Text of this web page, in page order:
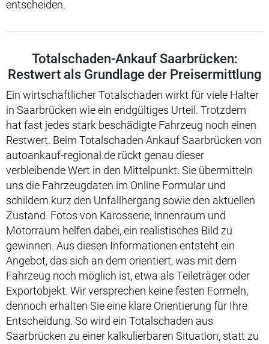
entscheiden.
Totalschaden-Ankauf Saarbrücken:
Restwert als Grundlage der Preisermittlung
Ein wirtschaftlicher Totalschaden wirkt für viele Halter
in Saarbrücken wie ein endgültiges Urteil. Trotzdem
hat fast jedes stark beschädigte Fahrzeug noch einen
Restwert. Beim Totalschaden Ankauf Saarbrücken von
autoankauf-regional.de rückt genau dieser
verbleibende Wert in den Mittelpunkt. Sie übermitteln
uns die Fahrzeugdaten im Online Formular und
schildern kurz den Unfallhergang sowie den aktuellen
Zustand. Fotos von Karosserie, Innenraum und
Motorraum helfen dabei, ein realistisches Bild zu
gewinnen. Aus diesen Informationen entsteht ein
Angebot, das sich an dem orientiert, was mit dem
Fahrzeug noch möglich ist, etwa als Teileträger oder
Exportobjekt. Wir versprechen keine festen Formeln,
dennoch erhalten Sie eine klare Orientierung für Ihre
Entscheidung. So wird ein Totalschaden aus
Saarbrücken zu einer kalkulierbaren Situation, statt zu